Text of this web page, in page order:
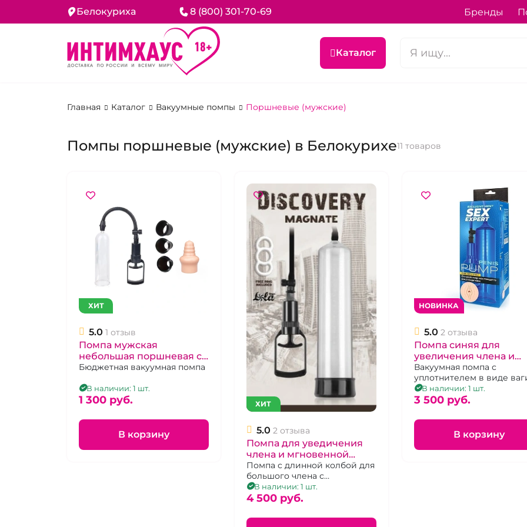
Белокуриха 8 (800) 301-70-69 Бренды
Каталог
Главная Каталог Вакуумные помпы Поршневые (мужские)
Помпы поршневые (мужские) в Белокурихе11 товаров
ХИТ
5.0 1 отзыв
Помпа мужская
небольшая поршневая с
латексным уплотнителем
Бюджетная вакуумная помпа
В наличии: 1 шт.
1 300 pуб.
В корзину
ХИТ
5.0 2 отзыва
Помпа для уведичения
члена и мгновенной
эрекции "Discovery"
Magnate
Помпа с длинной колбой для
большого члена с
уплотнителем и
эрекционным кольцом
В наличии: 1 шт.
4 500 pуб.
НОВИНКА
5.0 2 отзыва
Помпа синяя для
увеличения члена и
эрекции с
"Sex Expert"
Вакуумная помпа с
уплотнителем в виде
В наличии: 1 шт.
3 500 pуб.
В корзину